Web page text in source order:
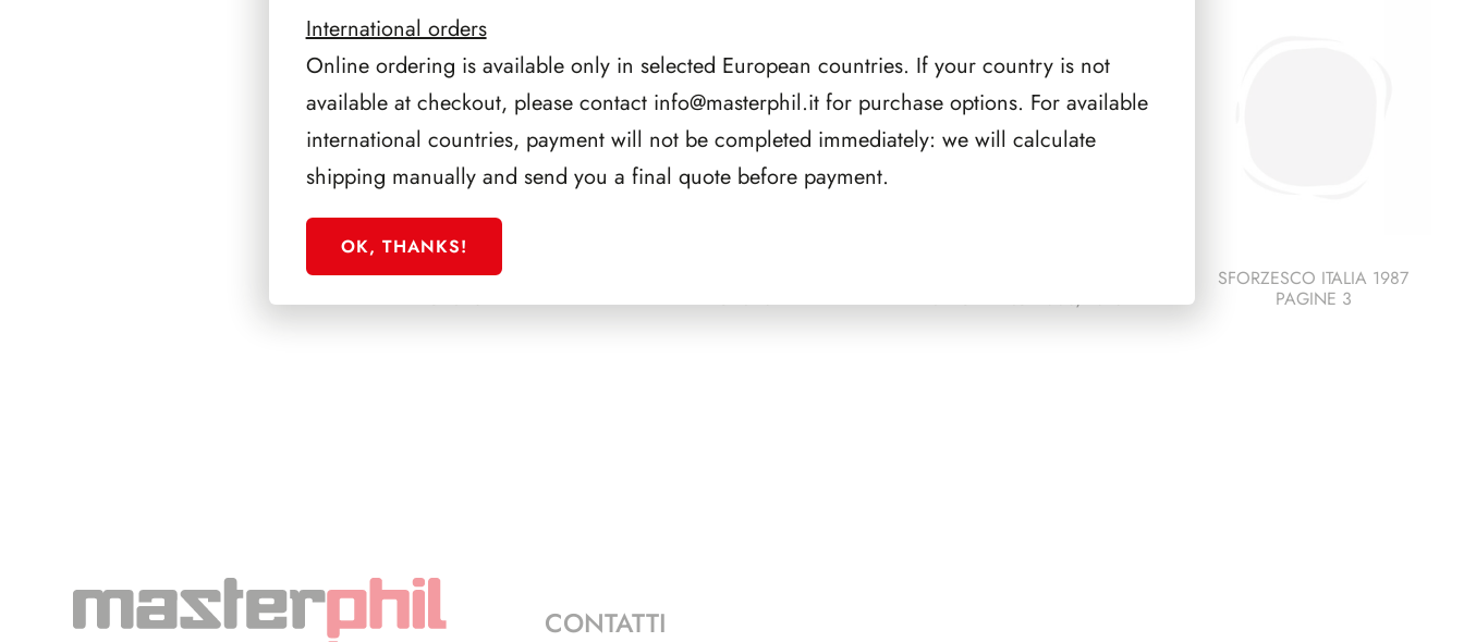
SFORZESCO ITALIA 1990
PAGINE 6
PAGINE 3
NAPOLITANO 2006/2013
SFORZESCO ITALIA 1987
PAGINE 3
CONTATTI
International orders
Online ordering is available only in selected European countries. If your country is not
available at checkout, please contact info@masterphil.itfor purchase options. For available
international countries, payment will not be completed immediately: we will calculate
shipping manually and send you a final quote before payment.
OK, THANKS!